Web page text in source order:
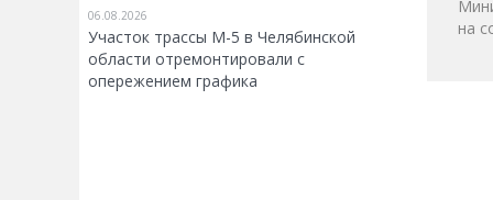
06.08.2026
Участок трассы М-5 в Челябинской
области отремонтировали с
опережением графика
на